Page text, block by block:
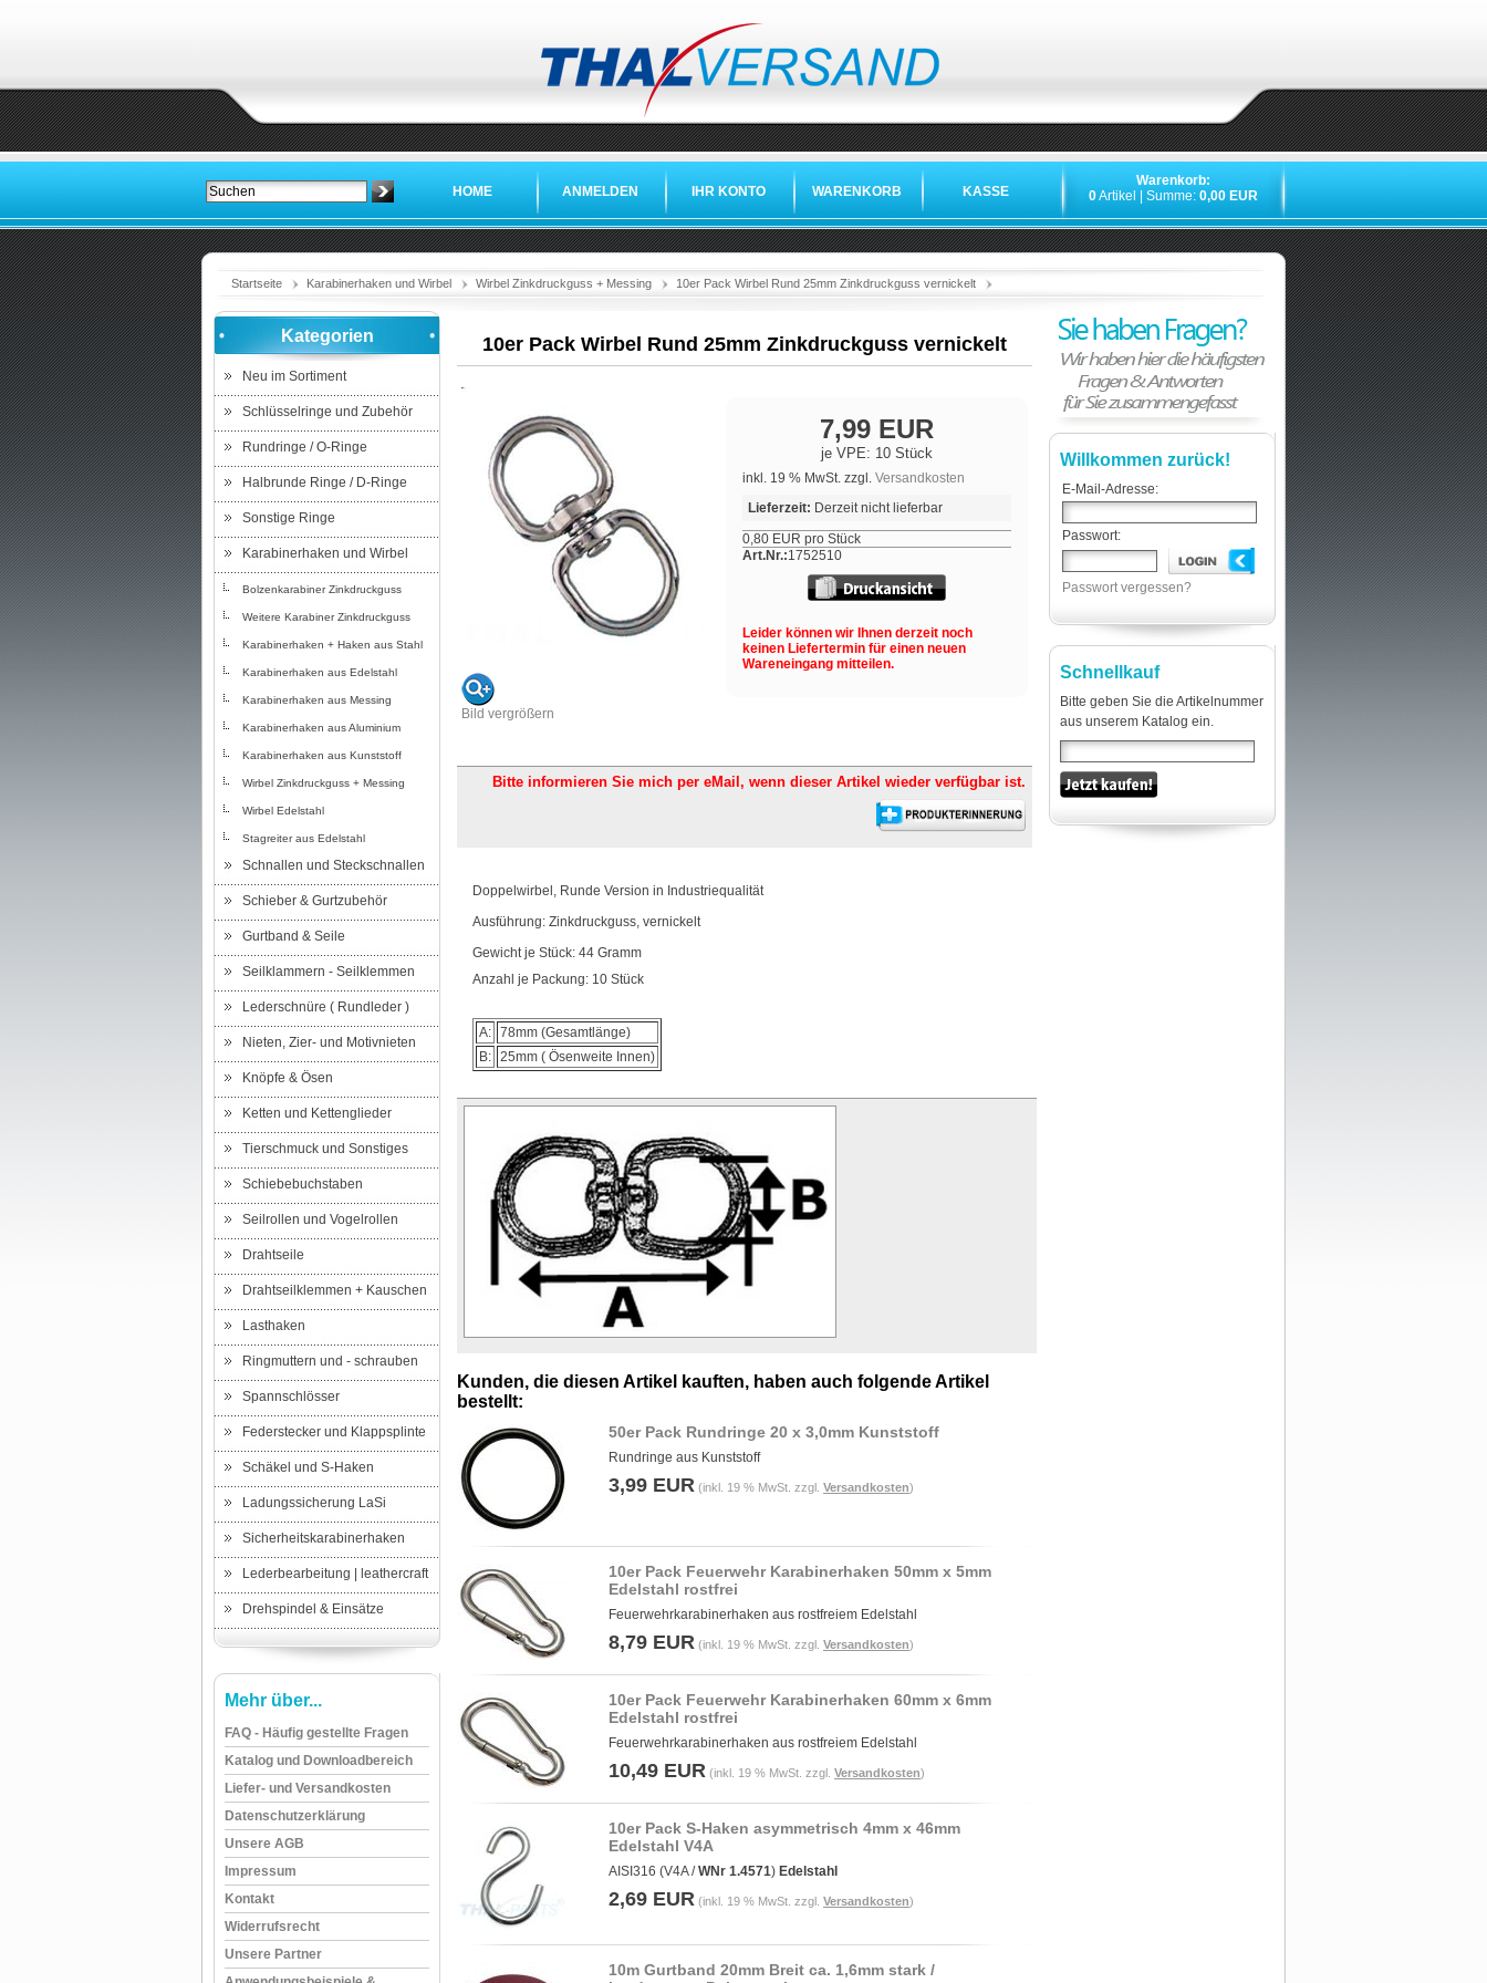
HOME ANMELDEN IHR KONTO WARENKORB KASSE
Warenkorb:
0Artikel | Summe: 0,00 EUR
Startseite Karabinerhaken und Wirbel Wirbel Zinkdruckguss + Messing 10er Pack Wirbel Rund 25mm Zinkdruckguss vernickelt
Kategorien
Neu im Sortiment
Schlüsselringe und Zubehör
Rundringe / O-Ringe
Halbrunde Ringe / D-Ringe
Sonstige Ringe
Karabinerhaken und Wirbel
Bolzenkarabiner Zinkdruckguss
Weitere Karabiner Zinkdruckguss
Karabinerhaken + Haken aus Stahl
Karabinerhaken aus Edelstahl
Karabinerhaken aus Messing
Karabinerhaken aus Aluminium
Karabinerhaken aus Kunststoff
Wirbel Zinkdruckguss + Messing
Wirbel Edelstahl
Stagreiter aus Edelstahl
Schnallen und Steckschnallen
Schieber & Gurtzubehör
Gurtband & Seile
Seilklammern - Seilklemmen
Lederschnüre ( Rundleder )
Nieten, Zier- und Motivnieten
Knöpfe & Ösen
Ketten und Kettenglieder
Tierschmuck und Sonstiges
Schiebebuchstaben
Seilrollen und Vogelrollen
Drahtseile
Drahtseilklemmen + Kauschen
Lasthaken
Ringmuttern und - schrauben
Spannschlösser
Federstecker und Klappsplinte
Schäkel und S-Haken
Ladungssicherung LaSi
Sicherheitskarabinerhaken
Lederbearbeitung | leathercraft
Drehspindel & Einsätze
Mehr über...
FAQ - Häufig gestellte Fragen
Katalog und Downloadbereich
Liefer- und Versandkosten
Datenschutzerklärung
Unsere AGB
Impressum
Kontakt
Widerrufsrecht
Unsere Partner
10er Pack Wirbel Rund 25mm Zinkdruckguss vernickelt
Bild vergrößern
7,99 EUR
je VPE: 10 Stück
inkl. 19 % MwSt. zzgl. Versandkosten
Lieferzeit: Derzeit nicht lieferbar
0,80 EUR pro Stück
Art.Nr.:1752510
Leider können wir Ihnen derzeit noch
keinen Liefertermin für einen neuen
Wareneingang mitteilen.
Bitte informieren Sie mich per eMail, wenn dieser Artikel wieder verfügbar ist.
Doppelwirbel, Runde Version in Industriequalität
Ausführung: Zinkdruckguss, vernickelt
Gewicht je Stück: 44 Gramm
Anzahl je Packung: 10 Stück
A: 78mm (Gesamtlänge)
B: 25mm ( Ösenweite Innen)
Kunden, die diesen Artikel kauften, haben auch folgende Artikel
bestellt:
50er Pack Rundringe 20 x 3,0mm Kunststoff
Rundringe aus Kunststoff
3,99 EUR (inkl. 19 % MwSt. zzgl. Versandkosten)
10er Pack Feuerwehr Karabinerhaken 50mm x 5mm
Edelstahl rostfrei
Feuerwehrkarabinerhaken aus rostfreiem Edelstahl
8,79 EUR (inkl. 19 % MwSt. zzgl. Versandkosten)
10er Pack Feuerwehr Karabinerhaken 60mm x 6mm
Edelstahl rostfrei
Feuerwehrkarabinerhaken aus rostfreiem Edelstahl
10,49 EUR (inkl. 19 % MwSt. zzgl. Versandkosten)
10er Pack S-Haken asymmetrisch 4mm x 46mm
Edelstahl V4A
AISI316 (V4A /WNr 1.4571) Edelstahl
2,69 EUR (inkl. 19 % MwSt. zzgl. Versandkosten)
10m Gurtband 20mm Breit ca. 1,6mm stark /
Willkommen zurück!
E-Mail-Adresse:
Passwort:
Passwort vergessen?
Schnellkauf
Bitte geben Sie die Artikelnummer
aus unserem Katalog ein.